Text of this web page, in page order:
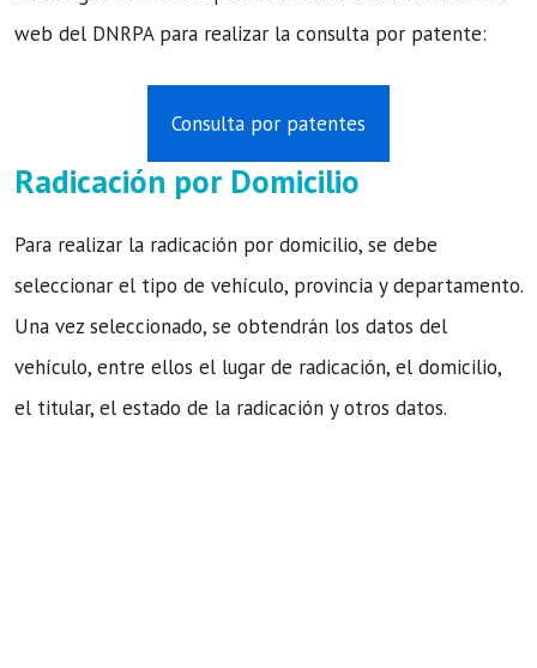
web del DNRPA para realizar la consulta por patente:
Consulta por patentes
Radicación por Domicilio
Para realizar la radicación por domicilio, se debe
seleccionar el tipo de vehículo, provincia y departamento.
Una vez seleccionado, se obtendrán los datos del
vehículo, entre ellos el lugar de radicación, el domicilio,
el titular, el estado de la radicación y otros datos.